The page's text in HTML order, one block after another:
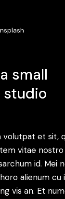
small
volutpat et sit,
vitae
id. Mei
alienum cu
vis an. Et